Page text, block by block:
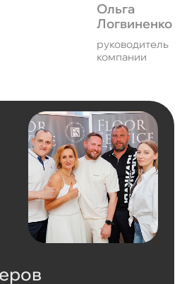
Ольга
Логвиненко
руководитель
компании